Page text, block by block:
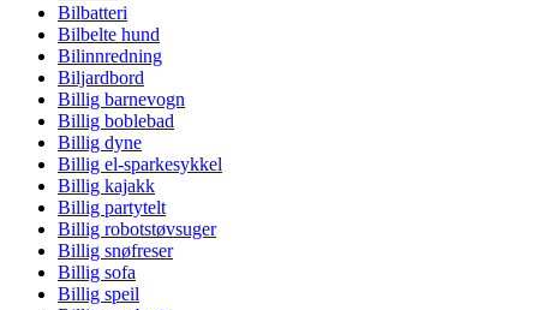
Bilbatteri
Bilbelte hund
Bilinnredning
Biljardbord
Billig barnevogn
Billig boblebad
Billig dyne
Billig el-sparkesykkel
Billig kajakk
Billig partytelt
Billig robotstøvsuger
Billig snøfreser
Billig sofa
Billig speil